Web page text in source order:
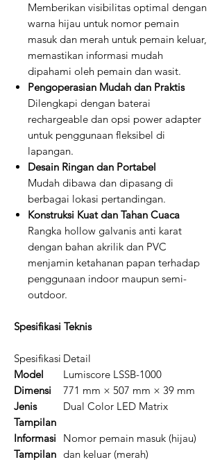
Memberikan visibilitas optimal dengan
warna hijau untuk nomor pemain
masuk dan merah untuk pemain keluar,
memastikan informasi mudah
dipahami oleh pemain dan wasit.
Pengoperasian Mudah dan Praktis
Dilengkapi dengan baterai
rechargeable dan opsi power adapter
untuk penggunaan fleksibel di
lapangan.
Desain Ringan dan Portabel
Mudah dibawa dan dipasang di
berbagai lokasi pertandingan.
Konstruksi Kuat dan Tahan Cuaca
Rangka hollow galvanis anti karat
dengan bahan akrilik dan PVC
menjamin ketahanan papan terhadap
penggunaan indoor maupun semi-
outdoor.
Spesifikasi Teknis
Spesifikasi Detail
Model
Lumiscore LSSB-1000
Dimensi
771 mm × 507 mm × 39 mm
Jenis
Tampilan
Dual Color LED Matrix
Informasi
Tampilan
Nomor pemain masuk (hijau)
dan keluar (merah)